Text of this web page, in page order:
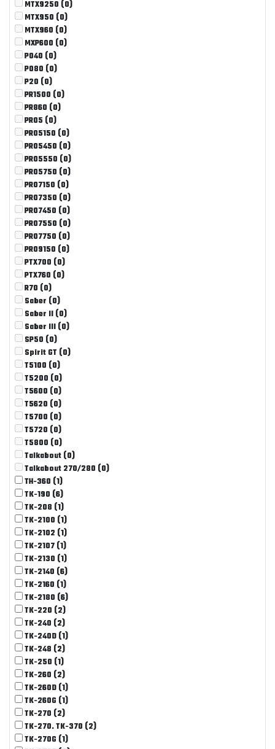
MTX9250 (0)
MTX950 (0)
MTX960 (0)
MXP600 (0)
P040 (0)
P080 (0)
P20 (0)
PR1500 (0)
PR860 (0)
PRO5 (0)
PRO5150 (0)
PRO5450 (0)
PRO5550 (0)
PRO5750 (0)
PRO7150 (0)
PRO7350 (0)
PRO7450 (0)
PRO7550 (0)
PRO7750 (0)
PRO9150 (0)
PTX700 (0)
PTX760 (0)
R70 (0)
Saber (0)
Saber II (0)
Saber III (0)
SP50 (0)
Spirit GT (0)
T5100 (0)
T5200 (0)
T5600 (0)
T5620 (0)
T5700 (0)
T5720 (0)
T5800 (0)
Talkabout (0)
Talkabout 270/280 (0)
TH-360 (1)
TK-190 (6)
TK-208 (1)
TK-2100 (1)
TK-2102 (1)
TK-2107 (1)
TK-2130 (1)
TK-2140 (6)
TK-2160 (1)
TK-2180 (6)
TK-220 (2)
TK-240 (2)
TK-240D (1)
TK-248 (2)
TK-250 (1)
TK-260 (2)
TK-260D (1)
TK-260G (1)
TK-270 (2)
TK-270. TK-370 (2)
TK-270G (1)